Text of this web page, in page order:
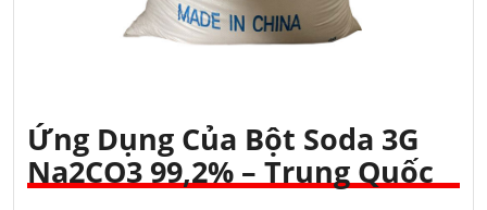
Ứng Dụng Của Bột Soda 3G
Na2CO3 99,2% – Trung Quốc